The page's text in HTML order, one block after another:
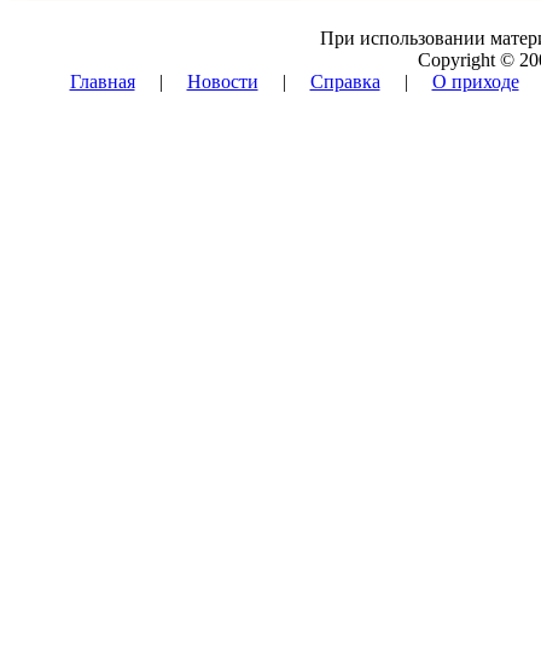
При использовании
Copyright ©
Главная| Новости | Справка | О приходе